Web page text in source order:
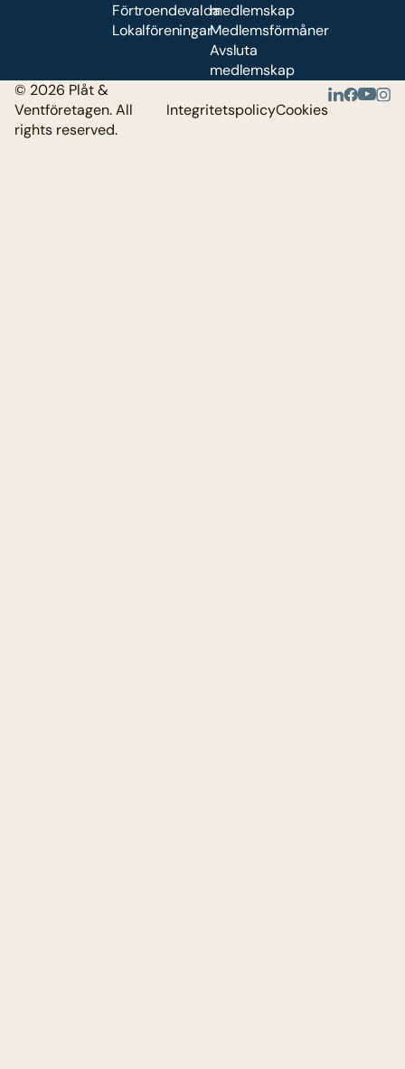
Förtroendevalda
Lokalföreningar
medlemskap
Medlemsförmåner
Avsluta
medlemskap
© 2026 Plåt &
Ventföretagen. All
rights reserved.
IntegritetspolicyCookies